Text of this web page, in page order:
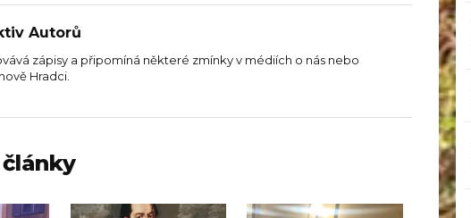
Autorů
zápisy a připomíná některé zmínky v médiích o nás nebo
Hradci.